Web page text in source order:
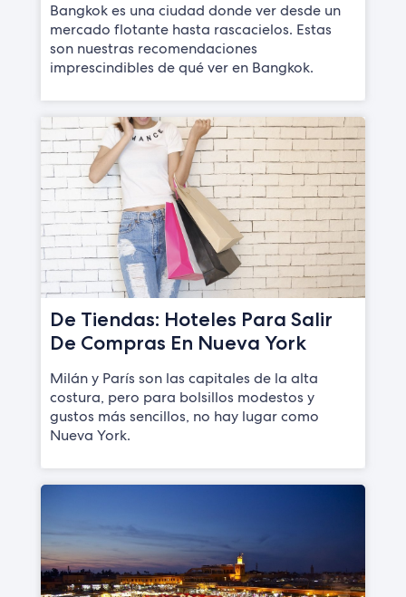
Bangkok es una ciudad donde ver desde un
mercado flotante hasta rascacielos. Estas
son nuestras recomendaciones
imprescindibles de qué ver en Bangkok.
De Tiendas: Hoteles Para Salir
De Compras En Nueva York
Milán y París son las capitales de la alta
costura, pero para bolsillos modestos y
gustos más sencillos, no hay lugar como
Nueva York.